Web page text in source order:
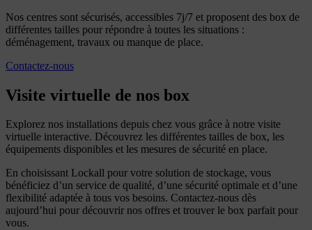
Nos centres sont sécurisés, accessibles 7j/7 et proposent des box de
différentes tailles pour répondre à toutes les situations :
déménagement, travaux ou manque de place.
Contactez-nous
Visite virtuelle de nos box
Explorez nos installations depuis chez vous grâce à notre visite
virtuelle interactive. Découvrez les différentes tailles de box, les
équipements disponibles et les mesures de sécurité en place.
En choisissant Lockall pour votre solution de stockage, vous
bénéficiez d’un service de qualité, d’une sécurité optimale et d’une
flexibilité adaptée à tous vos besoins. Contactez-nous dès
aujourd’hui pour découvrir nos offres et trouver le box parfait pour
vous.